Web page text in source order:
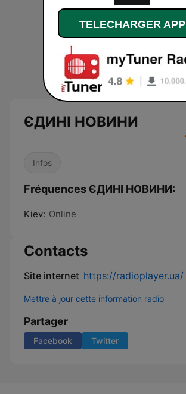
ЄДИНІ НОВИНИ
Infos
Fréquences ЄДИНІ НОВИНИ:
Kiev: Online
Contacts
Site internet https://radioplayer.ua/
Mettre à jour cette information radio
Partager
Facebook Twitter
TELECHARGER APP